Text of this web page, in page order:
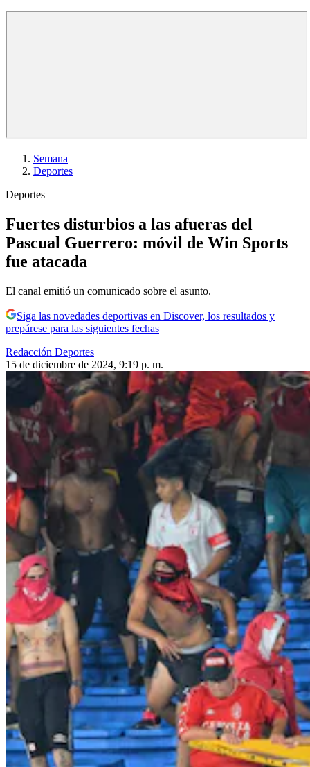
Semana|
Deportes
Deportes
Fuertes disturbios a las afueras del
Pascual Guerrero: móvil de Win Sports
fue atacada
El canal emitió un comunicado sobre el asunto.
Siga las novedades deportivas en Discover, los resultados y
prepárese para las siguientes fechas
Redacción Deportes
15 de diciembre de 2024, 9:19 p. m.